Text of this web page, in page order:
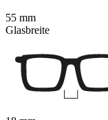
55 mm
Glasbreite